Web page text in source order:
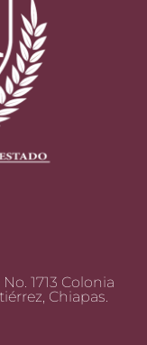
1713 Colonia
Chiapas.